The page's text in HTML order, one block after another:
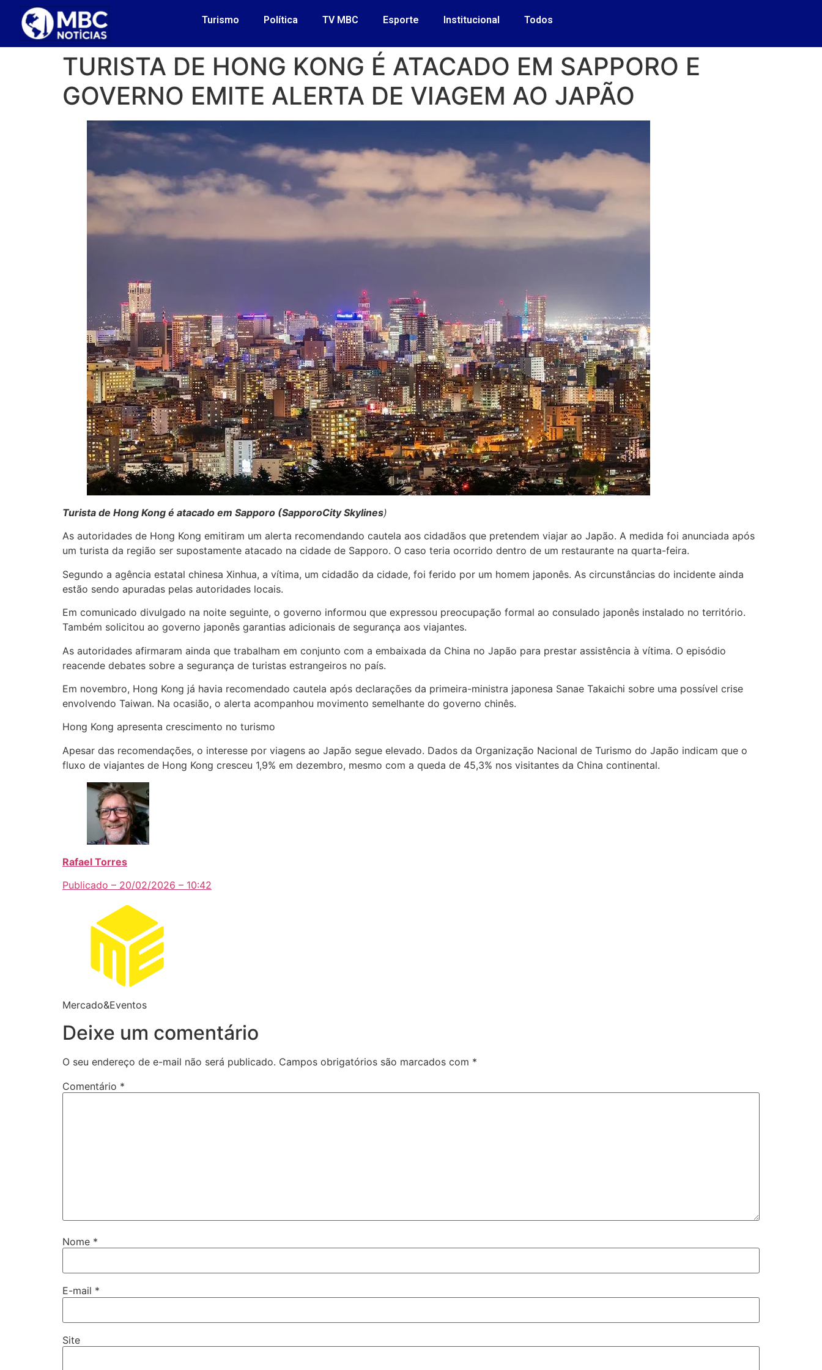
Turismo Política TV MBC Esporte Institucional Todos
TURISTA DE HONG KONG É ATACADO EM SAPPORO E
GOVERNO EMITE ALERTA DE VIAGEM AO JAPÃO
Turista de Hong Kong é atacado em Sapporo (SapporoCity Skylines)
As autoridades de Hong Kong emitiram um alerta recomendando cautela aos cidadãos que pretendem viajar ao Japão. A medida foi anunciada após
um turista da região ser supostamente atacado na cidade de Sapporo. O caso teria ocorrido dentro de um restaurante na quarta-feira.
Segundo a agência estatal chinesa Xinhua, a vítima, um cidadão da cidade, foi ferido por um homem japonês. As circunstâncias do incidente ainda
estão sendo apuradas pelas autoridades locais.
Em comunicado divulgado na noite seguinte, o governo informou que expressou preocupação formal ao consulado japonês instalado no território.
Também solicitou ao governo japonês garantias adicionais de segurança aos viajantes.
As autoridades afirmaram ainda que trabalham em conjunto com a embaixada da China no Japão para prestar assistência à vítima. O episódio
reacende debates sobre a segurança de turistas estrangeiros no país.
Em novembro, Hong Kong já havia recomendado cautela após declarações da primeira-ministra japonesa Sanae Takaichi sobre uma possível crise
envolvendo Taiwan. Na ocasião, o alerta acompanhou movimento semelhante do governo chinês.
Hong Kong apresenta crescimento no turismo
Apesar das recomendações, o interesse por viagens ao Japão segue elevado. Dados da Organização Nacional de Turismo do Japão indicam que o
fluxo de viajantes de Hong Kong cresceu 1,9% em dezembro, mesmo com a queda de 45,3% nos visitantes da China continental.
Rafael Torres
Publicado – 20/02/2026 – 10:42
Mercado&Eventos
Deixe um comentário
O seu endereço de e-mail não será publicado. Campos obrigatórios são marcados com *
Comentário *
Nome *
E-mail *
Site